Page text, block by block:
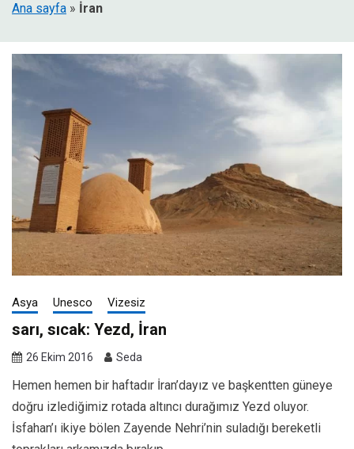
Ana sayfa » İran
Asya Unesco Vizesiz
sarı, sıcak: Yezd, İran
26 Ekim 2016 Seda
Hemen hemen bir haftadır İran’dayız ve başkentten güneye
doğru izlediğimiz rotada altıncı durağımız Yezd oluyor.
İsfahan’ı ikiye bölen Zayende Nehri’nin suladığı bereketli